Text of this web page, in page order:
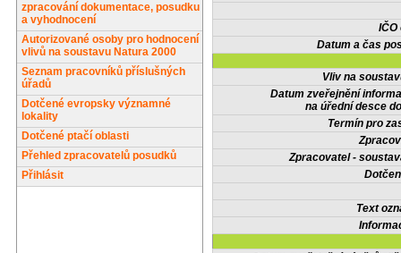
zpracování dokumentace, posudku
a vyhodnocení
Autorizované osoby pro hodnocení
vlivů na soustavu Natura 2000
Seznam pracovníků příslušných
úřadů
Dotčené evropsky významné
lokality
Dotčené ptačí oblasti
Přehled zpracovatelů posudků
Přihlásit
IČO
Datum a čas
Vliv na
Datum zveřejnění
na úřední desce
Termín pro
Zpracovatel -
Text